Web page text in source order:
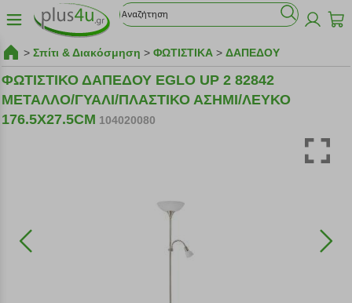
> Σπίτι & Διακόσμηση > ΦΩΤΙΣΤΙΚΑ > ΔΑΠΕΔΟΥ
ΦΩΤΙΣΤΙΚΟ ΔΑΠΕΔΟΥ EGLO UP 2 82842
ΜΕΤΑΛΛΟ/ΓΥΑΛΙ/ΠΛΑΣΤΙΚΟ ΑΣΗΜΙ/ΛΕΥΚΟ
176.5X27.5CM 104020080